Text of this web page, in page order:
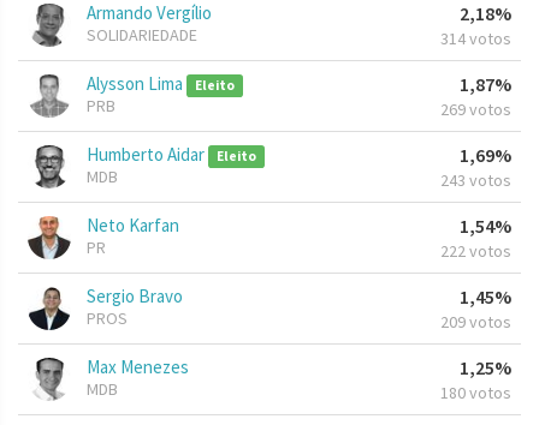
Armando Vergílio
SOLIDARIEDADE
2,18%
314 votos
Alysson Lima Eleito
PRB
1,87%
269 votos
Humberto Aidar Eleito
MDB
1,69%
243 votos
Neto Karfan
PR
1,54%
222 votos
Sergio Bravo
PROS
1,45%
209 votos
Max Menezes
MDB
1,25%
180 votos